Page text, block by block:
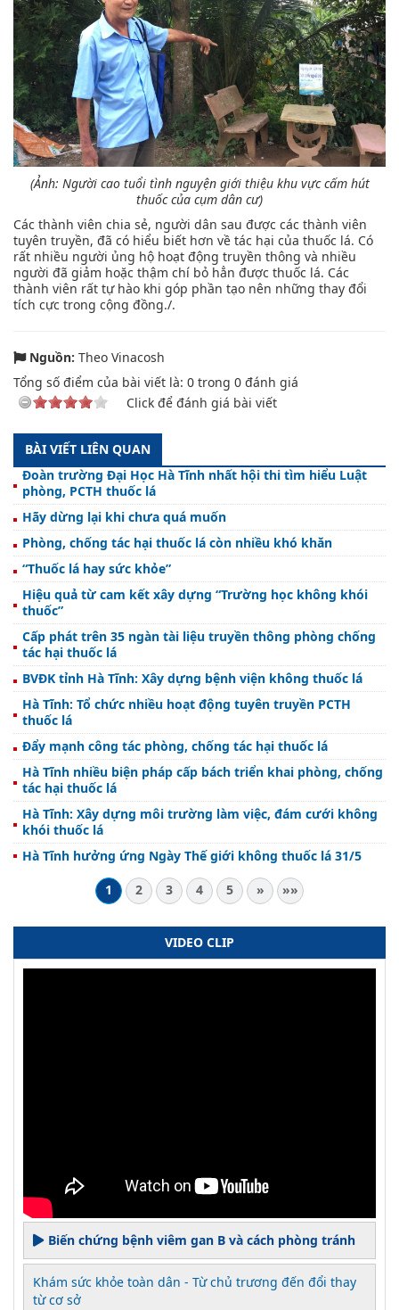
(Ảnh: Người cao tuổi tình nguyện giới thiệu khu vực cấm hút
thuốc của cụm dân cư)
Các thành viên chia sẻ, người dân sau được các thành viên
tuyên truyền, đã có hiểu biết hơn về tác hại của thuốc lá. Có
rất nhiều người ủng hộ hoạt động truyền thông và nhiều
người đã giảm hoặc thậm chí bỏ hẳn được thuốc lá. Các
thành viên rất tự hào khi góp phần tạo nên những thay đổi
tích cực trong cộng đồng./.
Nguồn: Theo Vinacosh
Tổng số điểm của bài viết là: 0 trong 0 đánh giá
Click để đánh giá bài viết
BÀI VIẾT LIÊN QUAN
Đoàn trường Đại Học Hà Tĩnh nhất hội thi tìm hiểu Luật
phòng, PCTH thuốc lá
Hãy dừng lại khi chưa quá muốn
Phòng, chống tác hại thuốc lá còn nhiều khó khăn
“Thuốc lá hay sức khỏe”
Hiệu quả từ cam kết xây dựng “Trường học không khói
thuốc”
Cấp phát trên 35 ngàn tài liệu truyền thông phòng chống
tác hại thuốc lá
BVĐK tỉnh Hà Tĩnh: Xây dựng bệnh viện không thuốc lá
Hà Tĩnh: Tổ chức nhiều hoạt động tuyên truyền PCTH
thuốc lá
Đẩy mạnh công tác phòng, chống tác hại thuốc lá
Hà Tĩnh nhiều biện pháp cấp bách triển khai phòng, chống
tác hại thuốc lá
Hà Tĩnh: Xây dựng môi trường làm việc, đám cưới không
khói thuốc lá
Hà Tĩnh hưởng ứng Ngày Thế giới không thuốc lá 31/5
1
2 3 4 5 » »»
VIDEO CLIP
Biến chứng bệnh viêm gan B và cách phòng tránh
Khám sức khỏe toàn dân - Từ chủ trương đến đổi thay
từ cơ sở